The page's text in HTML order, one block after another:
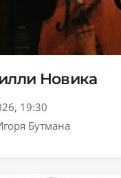
Новика
19:30
Бутмана